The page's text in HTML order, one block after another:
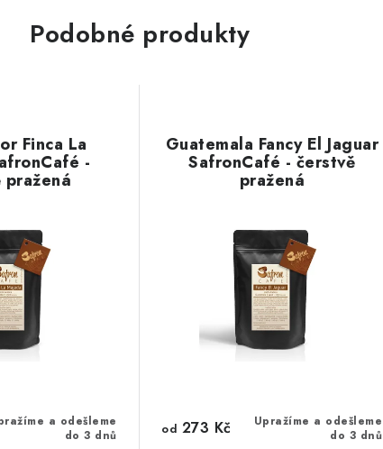
Podobné produkty
Finca La
-
a odešleme
do 3 dnů
Guatemala Fancy El Jaguar
SafronCafé - čerstvě
pražená
Upražíme a odešleme
do 3 dnů
od 273 Kč